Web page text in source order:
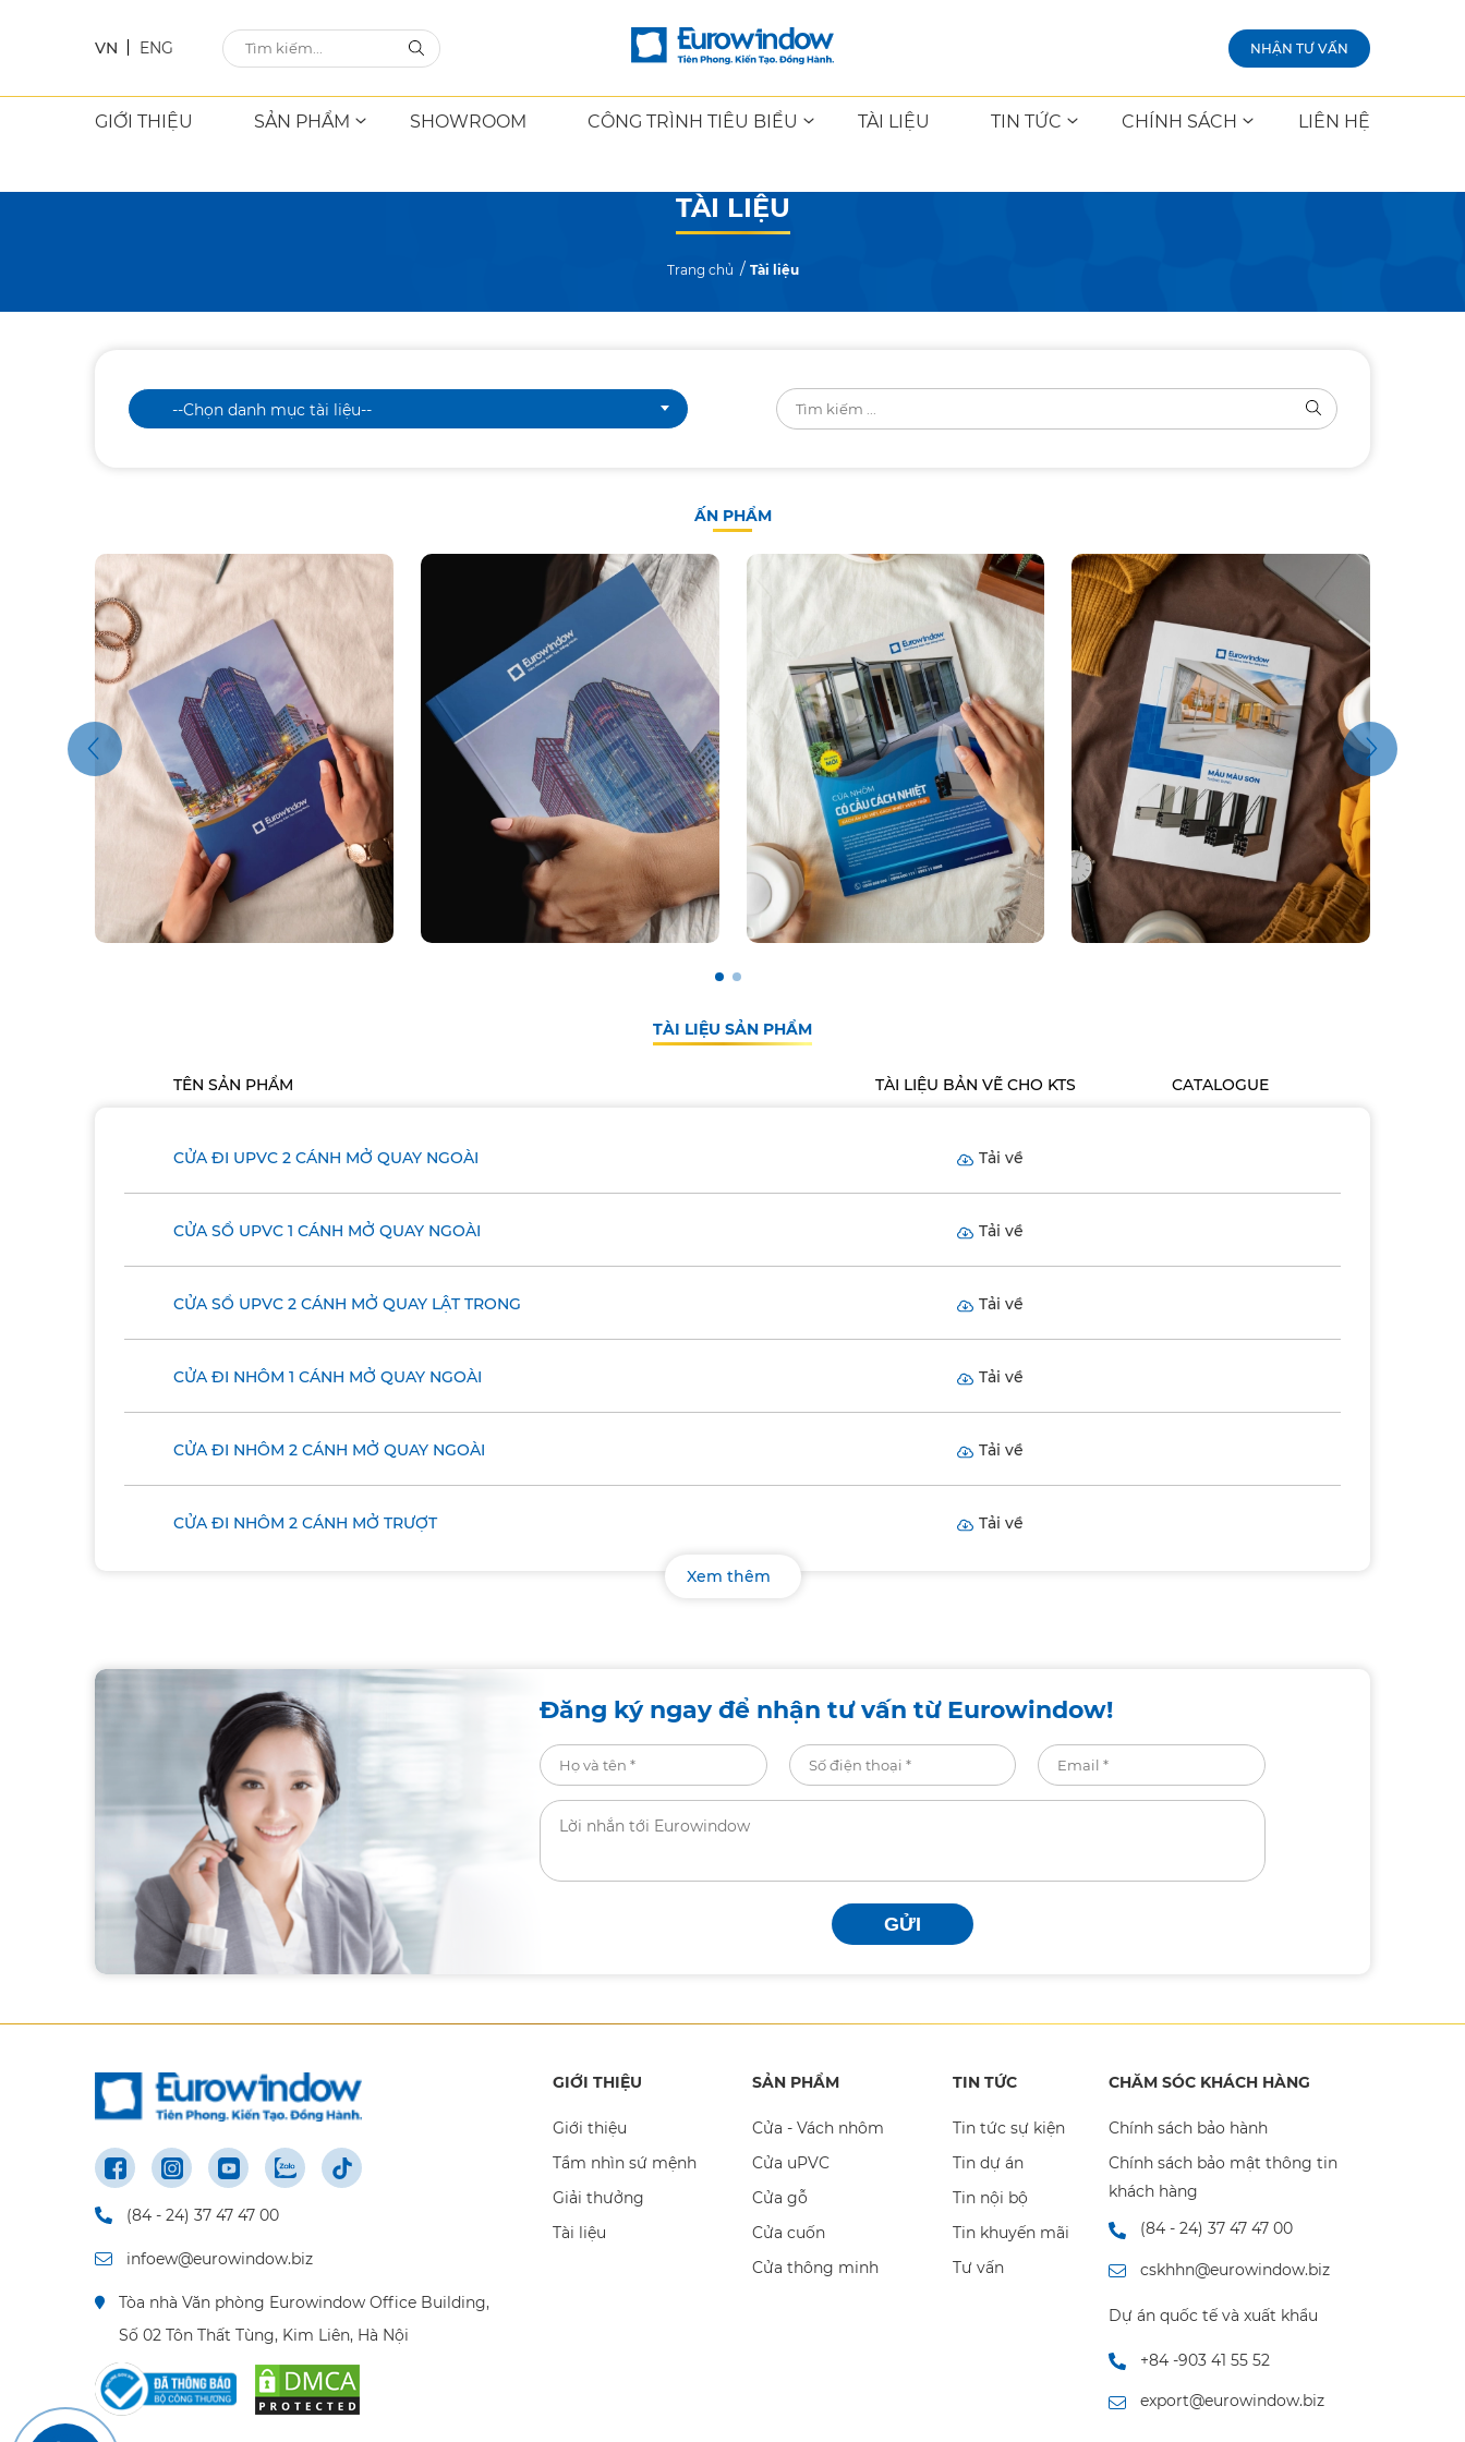
VN ENG NHẬN TƯ VẤN
GIỚI THIỆU SẢN PHẨM SHOWROOM CÔNG TRÌNH TIÊU BIỂU TÀI LIỆU TIN TỨC CHÍNH SÁCH LIÊN HỆ
TÀI LIỆU
Trang chủ Tài liệu
--Chọn danh mục tài liệu--
ẤN PHẨM
TÀI LIỆU SẢN PHẨM
TÊN SẢN PHẨM TÀI LIỆU BẢN VẼ CHO KTS CATALOGUE
CỬA ĐI UPVC 2 CÁNH MỞ QUAY NGOÀI Tải về
CỬA SỔ UPVC 1 CÁNH MỞ QUAY NGOÀI Tải về
CỬA SỔ UPVC 2 CÁNH MỞ QUAY LẬT TRONG Tải về
CỬA ĐI NHÔM 1 CÁNH MỞ QUAY NGOÀI Tải về
CỬA ĐI NHÔM 2 CÁNH MỞ QUAY NGOÀI Tải về
CỬA ĐI NHÔM 2 CÁNH MỞ TRƯỢT Tải về
Xem thêm
Đăng ký ngay để nhận tư vấn từ Eurowindow!
GỬI
(84 - 24) 37 47 47 00
infoew@eurowindow.biz
Tòa nhà Văn phòng Eurowindow Office Building,
Số 02 Tôn Thất Tùng, Kim Liên, Hà Nội
GIỚI THIỆU
Giới thiệu
Tầm nhìn sứ mệnh
Giải thưởng
Tài liệu
SẢN PHẨM
Cửa - Vách nhôm
Cửa uPVC
Cửa gỗ
Cửa cuốn
Cửa thông minh
TIN TỨC
Tin tức sự kiện
Tin dự án
Tin nội bộ
Tin khuyến mãi
Tư vấn
CHĂM SÓC KHÁCH HÀNG
Chính sách bảo hành
Chính sách bảo mật thông tin
khách hàng
(84 - 24) 37 47 47 00
cskhhn@eurowindow.biz
Dự án quốc tế và xuất khẩu
+84 -903 41 55 52
export@eurowindow.biz